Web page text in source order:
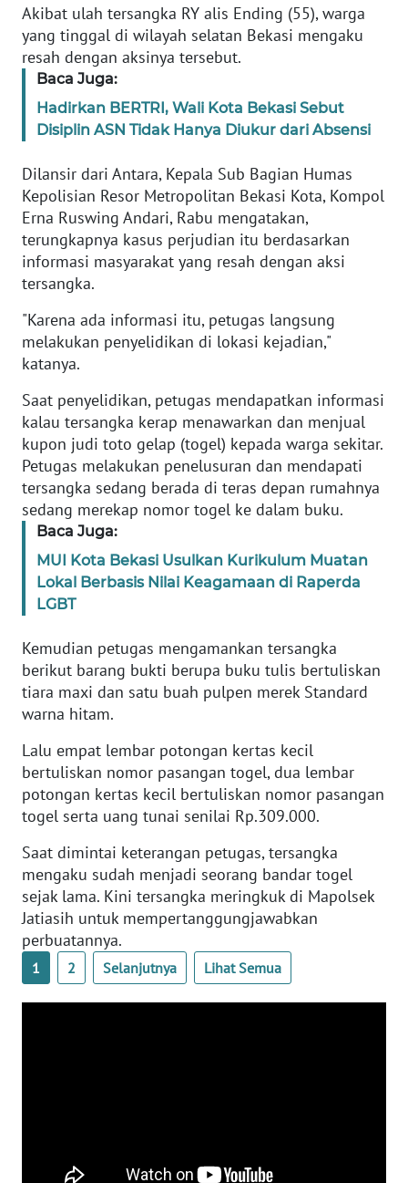
Akibat ulah tersangka RY alis Ending (55), warga
yang tinggal di wilayah selatan Bekasi mengaku
resah dengan aksinya tersebut.
Baca Juga:
Hadirkan BERTRI, Wali Kota Bekasi Sebut
Disiplin ASN Tidak Hanya Diukur dari Absensi
Dilansir dari Antara, Kepala Sub Bagian Humas
Kepolisian Resor Metropolitan Bekasi Kota, Kompol
Erna Ruswing Andari, Rabu mengatakan,
terungkapnya kasus perjudian itu berdasarkan
informasi masyarakat yang resah dengan aksi
tersangka.
"Karena ada informasi itu, petugas langsung
melakukan penyelidikan di lokasi kejadian,"
katanya.
Saat penyelidikan, petugas mendapatkan informasi
kalau tersangka kerap menawarkan dan menjual
kupon judi toto gelap (togel) kepada warga sekitar.
Petugas melakukan penelusuran dan mendapati
tersangka sedang berada di teras depan rumahnya
sedang merekap nomor togel ke dalam buku.
Baca Juga:
MUI Kota Bekasi Usulkan Kurikulum Muatan
Lokal Berbasis Nilai Keagamaan di Raperda
LGBT
Kemudian petugas mengamankan tersangka
berikut barang bukti berupa buku tulis bertuliskan
tiara maxi dan satu buah pulpen merek Standard
warna hitam.
Lalu empat lembar potongan kertas kecil
bertuliskan nomor pasangan togel, dua lembar
potongan kertas kecil bertuliskan nomor pasangan
togel serta uang tunai senilai Rp.309.000.
Saat dimintai keterangan petugas, tersangka
mengaku sudah menjadi seorang bandar togel
sejak lama. Kini tersangka meringkuk di Mapolsek
Jatiasih untuk mempertanggungjawabkan
perbuatannya.
1 2 Selanjutnya Lihat Semua
EDITORIAL
Informasi
INDEKS
BERITA
KONTAK
KAMI
INFO
IKLAN
KAMI
PEDOMAN
SIBER
REDAKSI
KARIR
DISCLAIMER
Wahana
News
SUMUT
WN
JAKARTA
WN
WN
BANTEN
WN
NTT
PAPUA